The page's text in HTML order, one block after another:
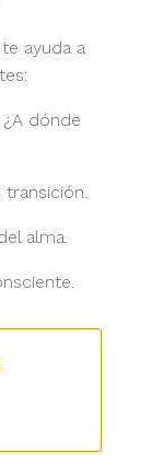
te ayuda a
dónde
alma.